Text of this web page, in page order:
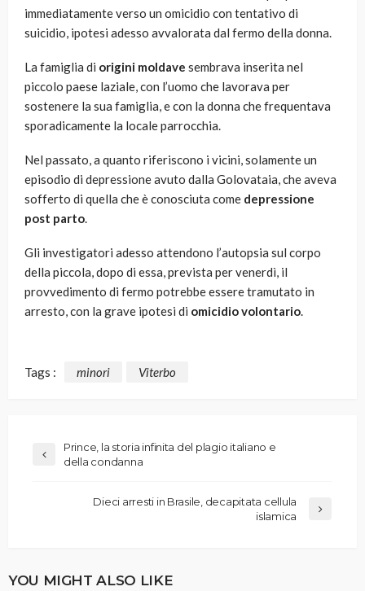
immediatamente verso un omicidio con tentativo di
suicidio, ipotesi adesso avvalorata dal fermo della donna.
La famiglia di origini moldave sembrava inserita nel
piccolo paese laziale, con l’uomo che lavorava per
sostenere la sua famiglia, e con la donna che frequentava
sporadicamente la locale parrocchia.
Nel passato, a quanto riferiscono i vicini, solamente un
episodio di depressione avuto dalla Golovataia, che aveva
sofferto di quella che è conosciuta come depressione
post parto.
Gli investigatori adesso attendono l’autopsia sul corpo
della piccola, dopo di essa, prevista per venerdì, il
provvedimento di fermo potrebbe essere tramutato in
arresto, con la grave ipotesi di omicidio volontario.
Tags : minori Viterbo
Prince, la storia infinita del plagio italiano e
della condanna
Dieci arresti in Brasile, decapitata cellula
islamica
YOU MIGHT ALSO LIKE